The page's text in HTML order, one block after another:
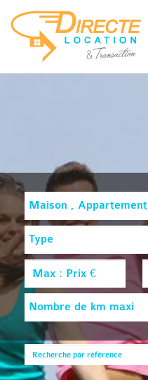
Maison , Appartement
Type
Nombre de km maxi